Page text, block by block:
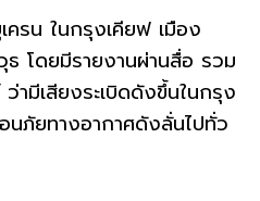
รน ในกรุงเคียฟ เมือง
โดยมีรายงานผ่านสื่อ รวม
ามีเสียงระเบิดดังขึ้นในกรุง
นภัยทางอากาศดังลั่นไปทั่ว